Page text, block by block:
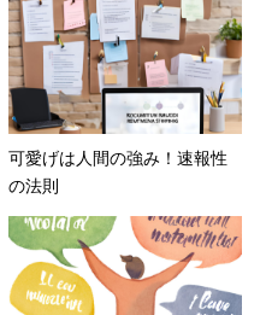
可愛げは人間の強み！速報性
の法則